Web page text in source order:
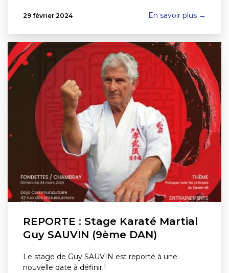
29 février 2024 En savoir plus →
REPORTE : Stage Karaté Martial
Guy SAUVIN (9ème DAN)
Le stage de Guy SAUVIN est reporté à une
nouvelle date à définir !